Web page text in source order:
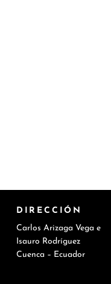
DIRECCIÓN
Carlos Arizaga Vega e
Isauro Rodríguez
Cuenca – Ecuador